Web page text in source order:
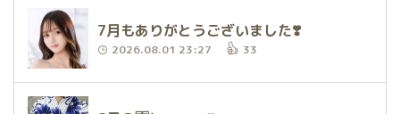
7月もありがとうございました❣️
2026.08.01 23:27 33